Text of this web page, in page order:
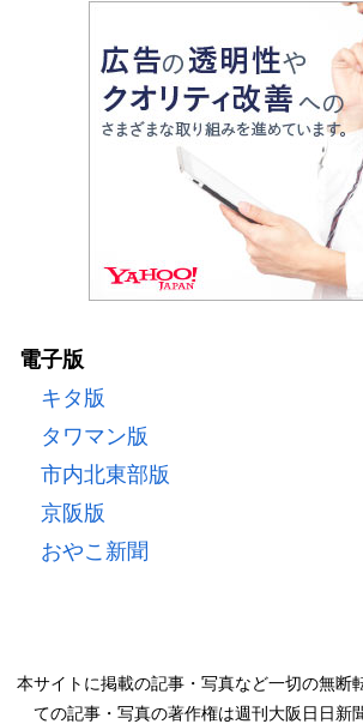
電子版
キタ版
タワマン版
市内北東部版
京阪版
おやこ新聞
本サイトに掲載の記事・写真など一切の無断
ての記事・写真の著作権は週刊大阪日日新